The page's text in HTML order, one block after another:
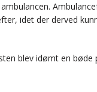
idet der derved
blev idømt en bøde